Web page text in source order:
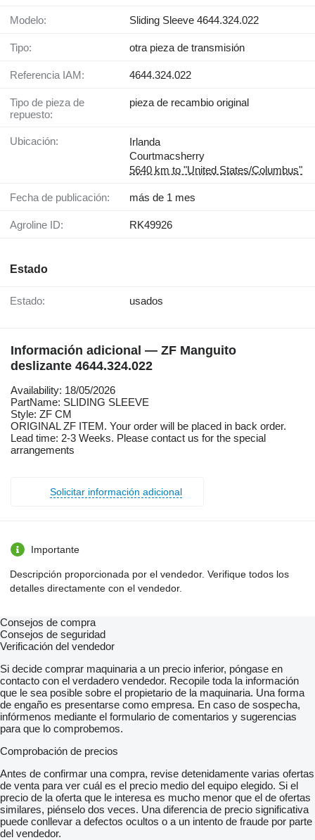
Modelo: Sliding Sleeve 4644.324.022
Tipo: otra pieza de transmisión
Referencia IAM: 4644.324.022
Tipo de pieza de
repuesto:
pieza de recambio original
Ubicación:
Irlanda
Courtmacsherry
5640 km to "United States/Columbus"
Fecha de publicación: más de 1 mes
Agroline ID: RK49926
Estado
Estado: usados
Información adicional — ZF Manguito
deslizante 4644.324.022
Availability: 18/05/2026
PartName: SLIDING SLEEVE
Style: ZF CM
ORIGINAL ZF ITEM. Your order will be placed in back order.
Lead time: 2-3 Weeks. Please contact us for the special
arrangements
Solicitar información adicional
Importante
Descripción proporcionada por el vendedor. Verifique todos los
detalles directamente con el vendedor.
Consejos de compra
Consejos de seguridad
Verificación del vendedor
Si decide comprar maquinaria a un precio inferior, póngase en
contacto con el verdadero vendedor. Recopile toda la información
que le sea posible sobre el propietario de la maquinaria. Una forma
de engaño es presentarse como empresa. En caso de sospecha,
infórmenos mediante el formulario de comentarios y sugerencias
para que lo comprobemos.
Comprobación de precios
Antes de confirmar una compra, revise detenidamente varias ofertas
de venta para ver cuál es el precio medio del equipo elegido. Si el
precio de la oferta que le interesa es mucho menor que el de ofertas
similares, piénselo dos veces. Una diferencia de precio significativa
puede conllevar a defectos ocultos o a un intento de fraude por parte
del vendedor.